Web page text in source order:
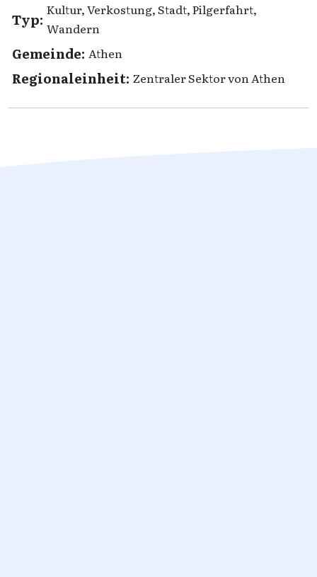
Typ:
Kultur, Verkostung, Stadt, Pilgerfahrt,
Wandern
Gemeinde: Athen
Regionaleinheit: Zentraler Sektor von Athen